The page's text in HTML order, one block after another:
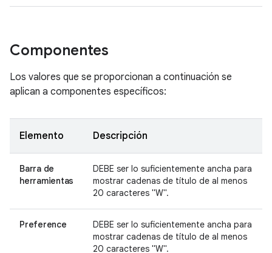
Componentes
Los valores que se proporcionan a continuación se
aplican a componentes específicos:
Elemento Descripción
Barra de
herramientas
DEBE ser lo suficientemente ancha para
mostrar cadenas de título de al menos
20 caracteres "W".
Preference
DEBE ser lo suficientemente ancha para
mostrar cadenas de título de al menos
20 caracteres "W".